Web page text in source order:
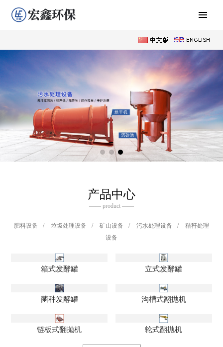
产品中心
—— product ——
肥料设备 / 垃圾处理设备 / 矿山设备 / 污水处理设备 /
秸秆处理
设备
箱式发酵罐 立式发酵罐
菌种发酵罐 沟槽式翻抛机
链板式翻抛机 轮式翻抛机